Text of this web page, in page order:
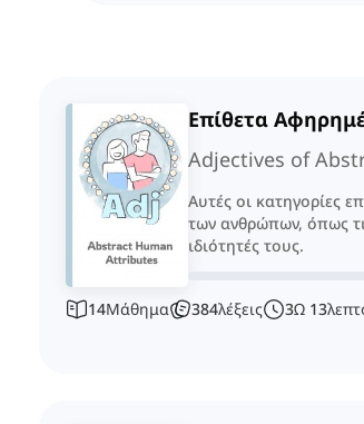
Επίθετα
Adjectives of
Αυτές οι κατηγορίες
των ανθρώπων, όπως
ιδιότητές τους.
14Μάθημα 384λέξεις 3Ω 13